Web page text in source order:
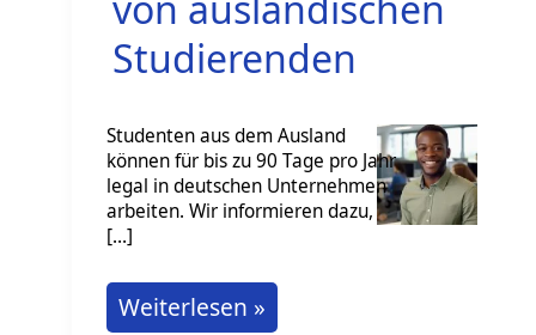
Studierenden
Studenten aus dem Ausland
können für bis zu 90 Tage pro Jahr
legal in deutschen Unternehmen
arbeiten. Wir informieren dazu,
[…]
Ausländische
Weiterlesen »